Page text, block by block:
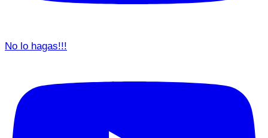
No lo hagas!!!